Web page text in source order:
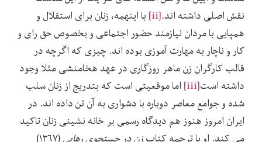
نقش اصلی داشته اند.[ii]
با اینهمه، زنان برای استقلال و
همپایی با مردان نیازمند حضور اجتماعی و بخصوص حق رای و
کار و ناچار به مهارت آموزی بوده اند. چیزی که اگرچه در
قالب کارگران زن ماهر روزگاری در عهد هخامنشی مثلا وجود
داشته است[iii]
اما موقعیتی است که بتدریج از زنان سلب
شده و جوامع معاصر دوباره با دشواری به آن تن داده اند. در
ایران امروز هنوز هم دیدگاه رسمی بر خانه نشینی زنان تاکید
می کند. او با ترجمه کتابزن در جستجوی رهایی
(۱۳۶۷)